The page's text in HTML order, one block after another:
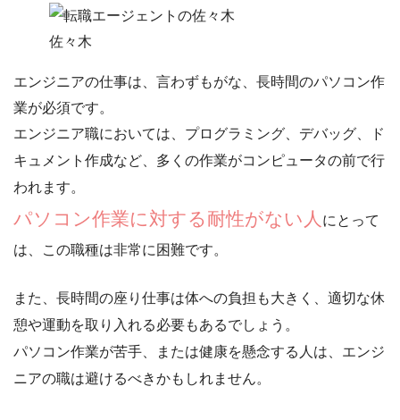
佐々木
エンジニアの仕事は、言わずもがな、 長時間のパソコン作
業が必須です。
エンジニア職においては、プログラミング、デバッグ、ド
キュメント作成など、多くの作業がコンピュータの前で行
われます。
パソコン作業に対する耐性がない人 にとって
は、この職種は非常に困難です。
また、長時間の座り仕事は体への負担も大きく、適切な休
憩や運動を取り入れる必要もあるでしょう。
パソコン作業が苦手、または健康を懸念する人は、エンジ
ニアの職は避けるべきかもしれません。